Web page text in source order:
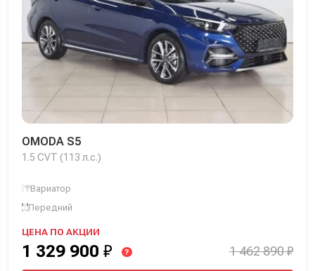
OMODA S5
1.5 CVT (113 л.с.)
Вариатор
Передний
ЦЕНА ПО АКЦИИ
1 329 900 ₽ ? 1 462 890 ₽